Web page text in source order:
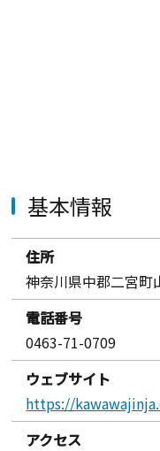
基本情報
住所
神奈川県中郡二宮町
電話番号
0463-71-0709
ウェブサイト
https://
アクセス